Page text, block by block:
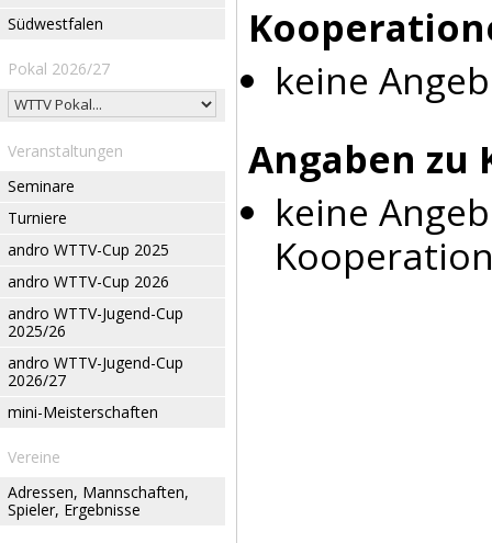
Südwestfalen
Pokal 2026/27
Veranstaltungen
Seminare
Turniere
andro WTTV-Cup 2025
andro WTTV-Cup 2026
andro WTTV-Jugend-Cup
2025/26
andro WTTV-Jugend-Cup
2026/27
mini-Meisterschaften
Vereine
Adressen, Mannschaften,
Spieler, Ergebnisse
keine
Angaben
keine